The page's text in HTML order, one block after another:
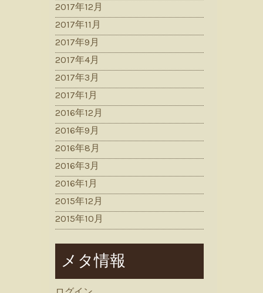
2017年12月
2017年11月
2017年9月
2017年4月
2017年3月
2017年1月
2016年12月
2016年9月
2016年8月
2016年3月
2016年1月
2015年12月
2015年10月
メタ情報